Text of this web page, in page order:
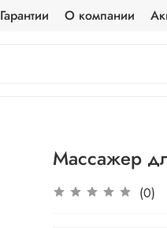
Гарантии О компании
Массажер
(0)